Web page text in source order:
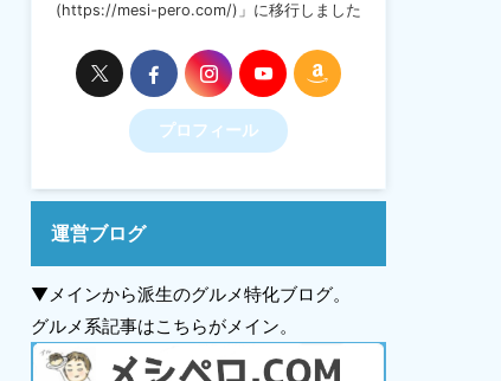
(https://mesi-pero.com/)」に移行しました
プロフィール
運営ブログ
▼メインから派生のグルメ特化ブログ。
グルメ系記事はこちらがメイン。